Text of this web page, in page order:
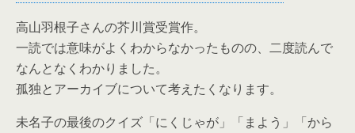
高山羽根子さんの芥川賞受賞作。
一読では意味がよくわからなかったものの、二度読んで
なんとなくわかりました。
孤独とアーカイブについて考えたくなります。
未名子の最後のクイズ「にくじゃが」「まよう」「から